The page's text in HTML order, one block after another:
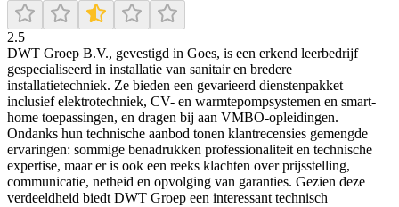
2.5
DWT Groep B.V., gevestigd in Goes, is een erkend leerbedrijf
gespecialiseerd in installatie van sanitair en bredere
installatietechniek. Ze bieden een gevarieerd dienstenpakket
inclusief elektrotechniek, CV- en warmtepompsystemen en smart-
home toepassingen, en dragen bij aan VMBO-opleidingen.
Ondanks hun technische aanbod tonen klantrecensies gemengde
ervaringen: sommige benadrukken professionaliteit en technische
expertise, maar er is ook een reeks klachten over prijsstelling,
communicatie, netheid en opvolging van garanties. Gezien deze
verdeeldheid biedt DWT Groep een interessant technisch